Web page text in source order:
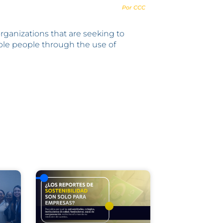
Por CCC
that are seeking to
people through the use of